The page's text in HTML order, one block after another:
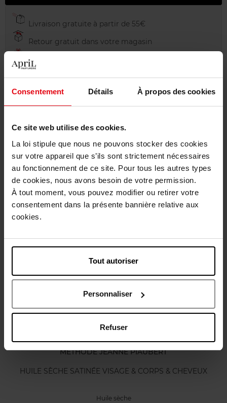
Consentement Détails À propos des cookies
Ce site web utilise des cookies.
La loi stipule que nous ne pouvons stocker des cookies
sur votre appareil que s’ils sont strictement nécessaires
au fonctionnement de ce site. Pour tous les autres types
de cookies, nous avons besoin de votre permission.
À tout moment, vous pouvez modifier ou retirer votre
consentement dans la présente bannière relative aux
cookies.
Tout autoriser
Personnaliser
Refuser
Livraison gratuite à partir de 55€
Retour gratuit dans votre magasin
Emballage cadeau offert
Conseil d'utilisation
Caractéristiques
Avis client
Vous aimerez peut-être
MÉTHODE JEANNE PIAUBERT
HUILE SÈCHE SATINÉE VISAGE & CORPS & CHEVEUX
Huile sèche